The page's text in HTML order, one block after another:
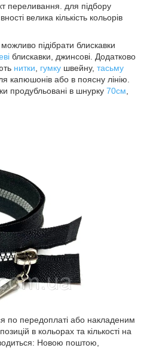
переливання. для підбору
велика кількість кольорів
підібрати блискавки
блискавки, джинсові. Додатково
нитки гумку швейну, тасьму
капюшонів або в поясну лінію.
продубльовані в шнурку 70см
по передоплаті або накладеним
в кольорах та кількості на
Новою поштою,